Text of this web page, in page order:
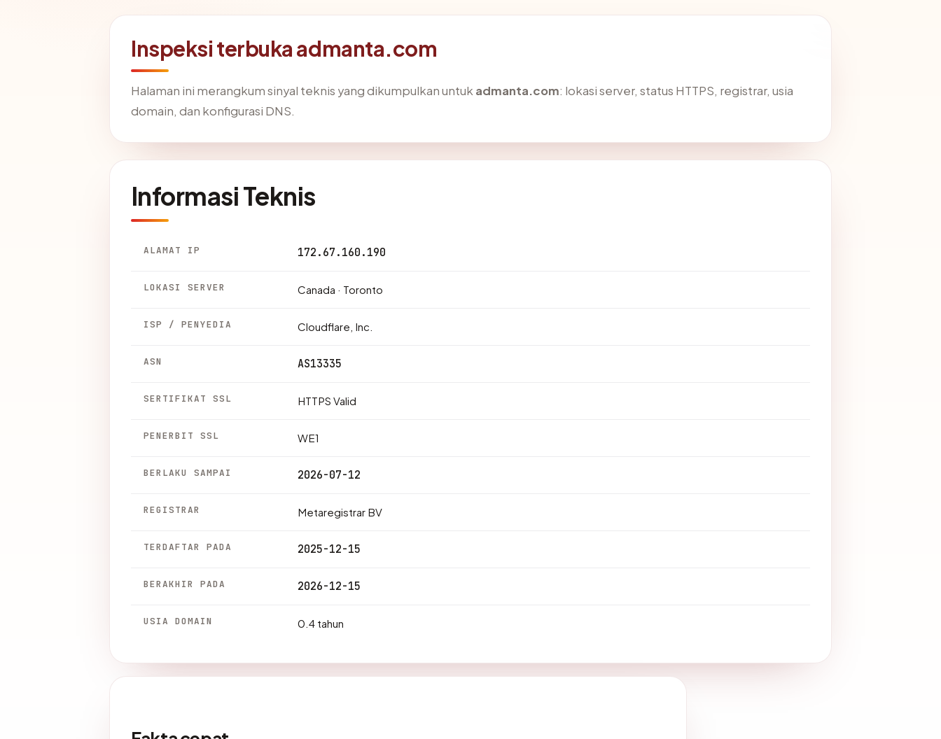
Inspeksi terbuka admanta.com
Halaman ini merangkum sinyal teknis yang dikumpulkan untuk admanta.com: lokasi server, status HTTPS, registrar, usia
domain, dan konfigurasi DNS.
Informasi Teknis
ALAMAT IP 172.67.160.190
LOKASI SERVER Canada · Toronto
ISP / PENYEDIA Cloudflare, Inc.
ASN AS13335
SERTIFIKAT SSL HTTPS Valid
PENERBIT SSL WE1
BERLAKU SAMPAI 2026-07-12
REGISTRAR Metaregistrar BV
TERDAFTAR PADA 2025-12-15
BERAKHIR PADA 2026-12-15
USIA DOMAIN 0.4 tahun